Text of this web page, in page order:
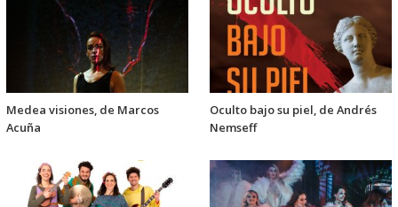
Medea visiones, de Marcos
Acuña
Oculto bajo su piel, de Andrés
Nemseff